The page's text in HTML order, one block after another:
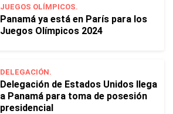
JUEGOS OLÍMPICOS.
Panamá ya está en París para los
Juegos Olímpicos 2024
DELEGACIÓN.
Delegación de Estados Unidos llega
a Panamá para toma de posesión
presidencial